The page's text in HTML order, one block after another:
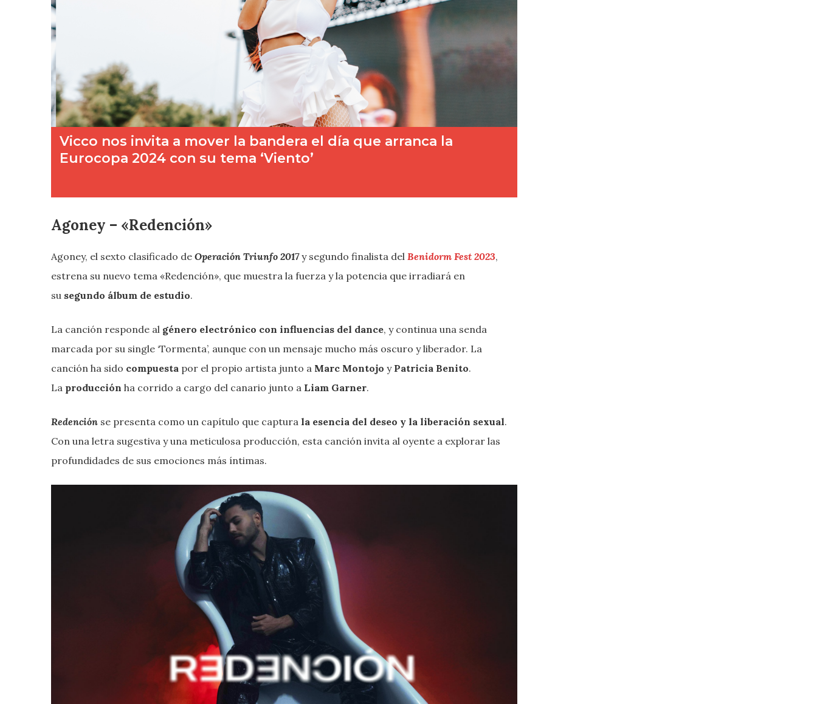
Agoney – «Redención»
Agoney, el sexto clasificado de Operación Triunfo 2017y segundo finalista del Benidorm Fest 2023,
estrena su nuevo tema «Redención», que muestra la fuerza y la potencia que irradiará en
su segundo álbum de estudio.
La canción responde al género electrónico con influencias del dance, y continua una senda
marcada por su single ‘Tormenta’, aunque con un mensaje mucho más oscuro y liberador. La
canción ha sido compuesta por el propio artista junto a Marc Montojo y Patricia Benito.
La producción ha corrido a cargo del canario junto a Liam Garner.
Redención se presenta como un capítulo que captura la esencia del deseo y la liberación sexual.
Con una letra sugestiva y una meticulosa producción, esta canción invita al oyente a explorar las
profundidades de sus emociones más íntimas.